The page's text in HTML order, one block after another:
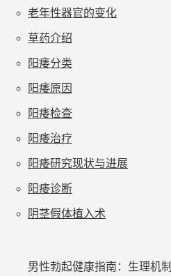
老年性器官的变化
草药介绍
阳痿分类
阳痿原因
阳痿检查
阳痿治疗
阳痿研究现状与进展
阳痿诊断
阴茎假体植入术
男性勃起健康指南：生理机